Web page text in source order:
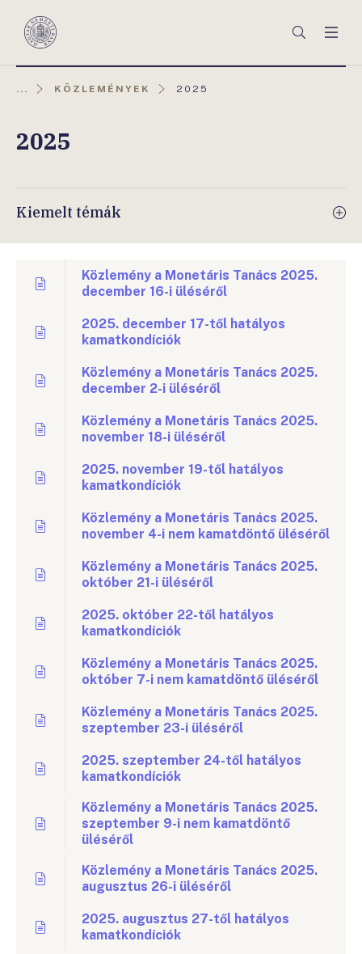
Magyar
Keresés
... KÖZLEMÉNYEK
AKTUÁLIS
2025
2025
Kiemelt témák
Közlemény a Monetáris Tanács 2025.
december 16-i üléséről
2025. december 17-től hatályos
kamatkondíciók
Közlemény a Monetáris Tanács 2025.
december 2-i üléséről
Közlemény a Monetáris Tanács 2025.
november 18-i üléséről
2025. november 19-től hatályos
kamatkondíciók
Közlemény a Monetáris Tanács 2025.
november 4-i nem kamatdöntő üléséről
Közlemény a Monetáris Tanács 2025.
október 21-i üléséről
2025. október 22-től hatályos
kamatkondíciók
Közlemény a Monetáris Tanács 2025.
október 7-i nem kamatdöntő üléséről
Közlemény a Monetáris Tanács 2025.
szeptember 23-i üléséről
2025. szeptember 24-től hatályos
kamatkondíciók
Közlemény a Monetáris Tanács 2025.
szeptember 9-i nem kamatdöntő
üléséről
Közlemény a Monetáris Tanács 2025.
augusztus 26-i üléséről
2025. augusztus 27-től hatályos
kamatkondíciók